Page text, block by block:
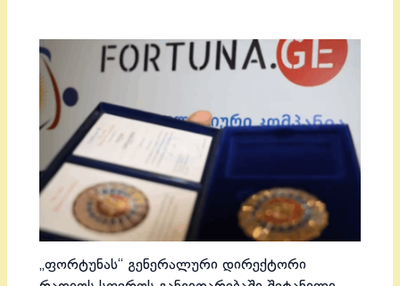
„ფორტუნას“ გენერალური დირექტორი